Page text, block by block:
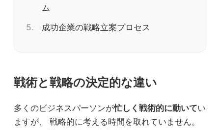
ム
成功企業の戦略立案プロセス
戦術と戦略の決定的な違い
多くのビジネスパーソンが忙しく戦術的に動いてい
ますが、 戦略的に考える時間を取れていません。